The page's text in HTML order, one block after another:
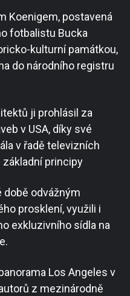
Koenigem, postavená
fotbalistu Bucka
kulturní památkou,
do národního registru
ji prohlásil za
v USA, díky své
v řadě televizních
základní principy
době odvážným
prosklení, využili i
exkluzivního sídla na
Los Angeles v
z mezinárodně